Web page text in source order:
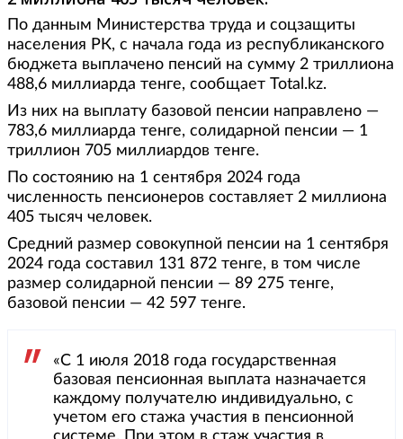
По данным Министерства труда и соцзащиты
населения РК, с начала года из республиканского
бюджета выплачено пенсий на сумму 2 триллиона
488,6 миллиарда тенге, сообщает Total.kz.
Из них на выплату базовой пенсии направлено —
783,6 миллиарда тенге, солидарной пенсии — 1
триллион 705 миллиардов тенге.
По состоянию на 1 сентября 2024 года
численность пенсионеров составляет 2 миллиона
405 тысяч человек.
Средний размер совокупной пенсии на 1 сентября
2024 года составил 131 872 тенге, в том числе
размер солидарной пенсии — 89 275 тенге,
базовой пенсии — 42 597 тенге.
«С 1 июля 2018 года государственная
базовая пенсионная выплата назначается
каждому получателю индивидуально, с
учетом его стажа участия в пенсионной